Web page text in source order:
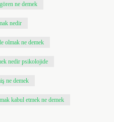
ne demek
nedir
olmak ne demek
nedir psikolojide
ne demek
kabul etmek ne demek